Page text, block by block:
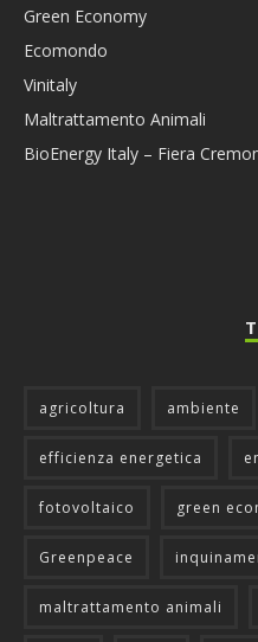
Green Economy
Ecomondo
Vinitaly
Maltrattamento Animali
BioEnergy Italy – Fiera
agricoltura ambiente
efficienza energetica
fotovoltaico green
Greenpeace
maltrattamento animali